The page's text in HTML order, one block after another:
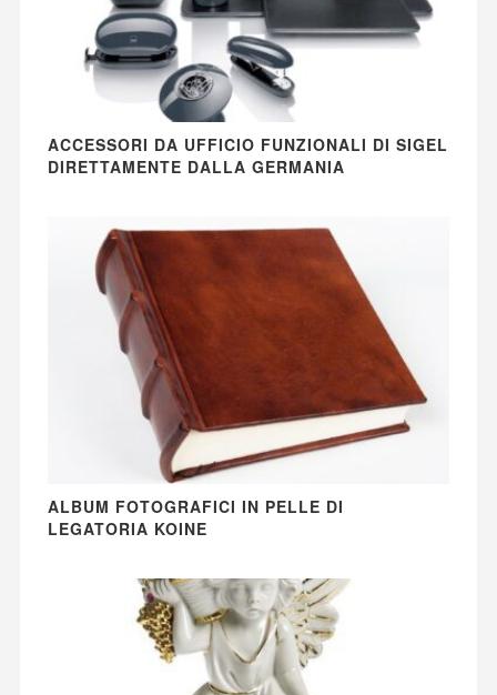
ACCESSORI DA UFFICIO FUNZIONALI DI SIGEL
DIRETTAMENTE DALLA GERMANIA
ALBUM FOTOGRAFICI IN PELLE DI
LEGATORIA KOINE